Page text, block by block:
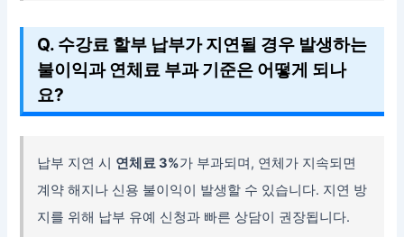
Q. 수강료 할부 납부가 지연될 경우 발생하는
불이익과 연체료 부과 기준은 어떻게 되나
요?
납부 지연 시 연체료 3%가 부과되며, 연체가 지속되면
계약 해지나 신용 불이익이 발생할 수 있습니다. 지연 방
지를 위해 납부 유예 신청과 빠른 상담이 권장됩니다.